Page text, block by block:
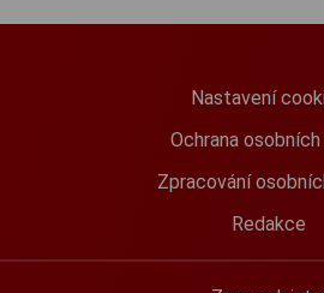
Nastavení
Ochrana osobních
Zpracování
Redakce